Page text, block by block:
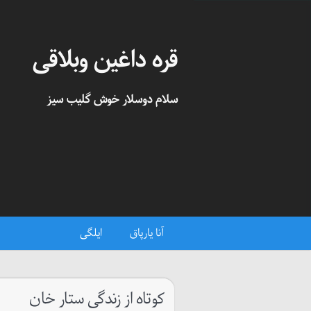
قره داغین وبلاقی
سلام دوسلار خوش گلیب سیز
آنا یارپاق ایلگی
کوتاه از زندگی ستار خان